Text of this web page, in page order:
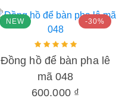
NEW -30%
Đồng hồ để bàn pha lê
mã 048
600.000 ₫